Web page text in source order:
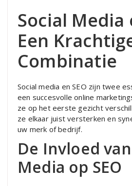
Social Media
Een
Combinatie
Social media en SEO zijn twee
een succesvolle online
ze op het eerste gezicht
ze elkaar juist versterken en
uw merk of bedrijf.
De Invloed
Media op SEO